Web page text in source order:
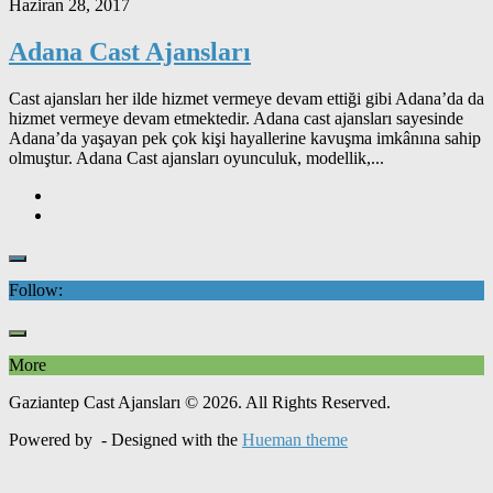
Haziran 28, 2017
Adana Cast Ajansları
Cast ajansları her ilde hizmet vermeye devam ettiği gibi Adana’da da
hizmet vermeye devam etmektedir. Adana cast ajansları sayesinde
Adana’da yaşayan pek çok kişi hayallerine kavuşma imkânına sahip
olmuştur. Adana Cast ajansları oyunculuk, modellik,...
Follow:
More
Gaziantep Cast Ajansları © 2026. All Rights Reserved.
Powered by - Designed with the Hueman theme